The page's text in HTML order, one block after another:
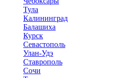
Тула
Калининград
Балашиха
Курск
Севастополь
Улан-Удэ
Ставрополь
Сочи